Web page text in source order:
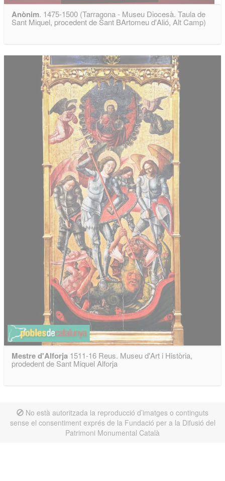
Anònim. 1475-1500 (Tarragona - Museu Diocesà. Taula de
Sant Miquel, procedent de Sant BArtomeu d'Alió, Alt Camp)
Mestre d'Alforja 1511-16 Reus. Museu d'Art i Història,
prodedent de Sant Miquel Alforja
No està autoritzada la reproducció d’imatges o continguts
sense el consentiment exprés de la Fundació per a la Difusió del
Patrimoni Monumental Català